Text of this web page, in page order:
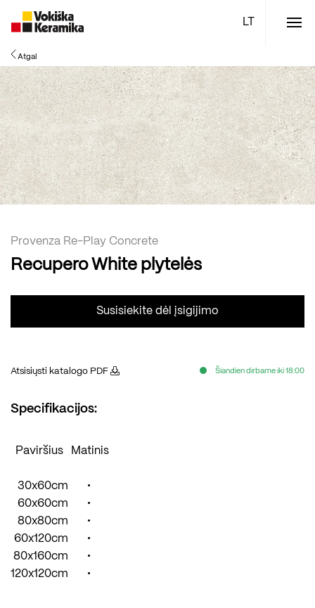
Atgal
Provenza Re-Play Concrete
Recupero White plytelės
Susisiekite dėl įsigijimo
Atsisiųsti katalogo PDF Šiandien dirbame iki 18:00
Specifikacijos:
Paviršius Matinis
30x60cm
•
60x60cm
•
80x80cm
•
60x120cm
•
80x160cm
•
120x120cm
•
Meniu
Plytelės
Vonios kambario įranga
Boen parketlentės
Specialūs pasiūlymai TOP